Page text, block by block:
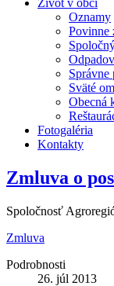
Život v obci
Oznamy
Povinne
Správne
Sväté
Obecná
Fotogaléria
Kontakty
Zmluva o
Spoločnosť
Zmluva
Podrobnosti
26. júl 2013